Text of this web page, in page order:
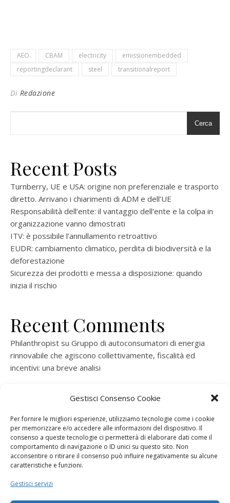
Gestisci Consenso Cookie
Per fornire le migliori esperienze, utilizziamo tecnologie come i cookie
per memorizzare e/o accedere alle informazioni del dispositivo. Il
consenso a queste tecnologie ci permetterà di elaborare dati come il
comportamento di navigazione o ID unici su questo sito. Non
acconsentire o ritirare il consenso può influire negativamente su alcune
caratteristiche e funzioni.
Gestisci servizi
AEO CBAM electricity
emissionembedded
reportingdeclarant
steel transitionalreport
Di Redazione
Cerca
Recent Posts
Turnberry, UE e USA: origine non preferenziale e trasporto
diretto. Arrivano i chiarimenti di ADM e dell’UE
Responsabilità dell’ente: il vantaggio dell’ente e la colpa in
organizzazione vanno dimostrati
ITV: è possibile l’annullamento retroattivo
EUDR: cambiamento climatico, perdita di biodiversità e la
deforestazione
Sicurezza dei prodotti e messa a disposizione: quando
inizia il rischio
Recent Comments
Philanthropist su Gruppo di autoconsumatori di energia
rinnovabile che agiscono collettivamente, fiscalità ed
incentivi: una breve analisi
rinnovabile che agiscono collettivamente, fiscalità ed
ramatogelsuGruppo di autoconsumatori di energia
rinnovabile che agiscono collettivamente, fiscalità ed
incentivi: una breve analisi
consorzio per la produzione di energia elettrica